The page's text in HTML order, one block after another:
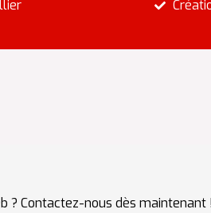
? Contactez-nous dès maintenant !